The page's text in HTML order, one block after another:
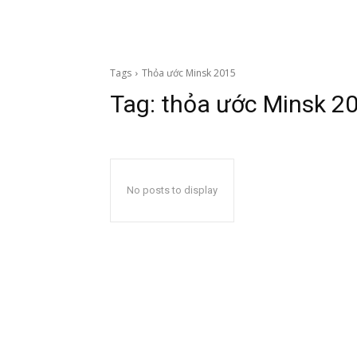
Tags Thỏa ước Minsk 2015
Tag: thỏa ước Minsk
No posts to display